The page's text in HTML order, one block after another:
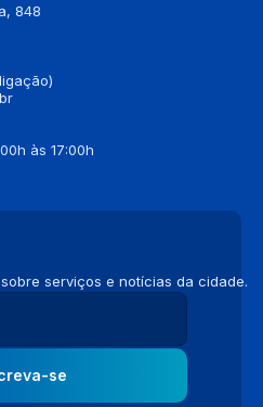
848
às 17:00h
serviços e notícias da cidade.
se